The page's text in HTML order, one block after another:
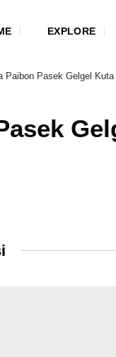
EXPLORE
Paibon Pasek Gelgel Kuta